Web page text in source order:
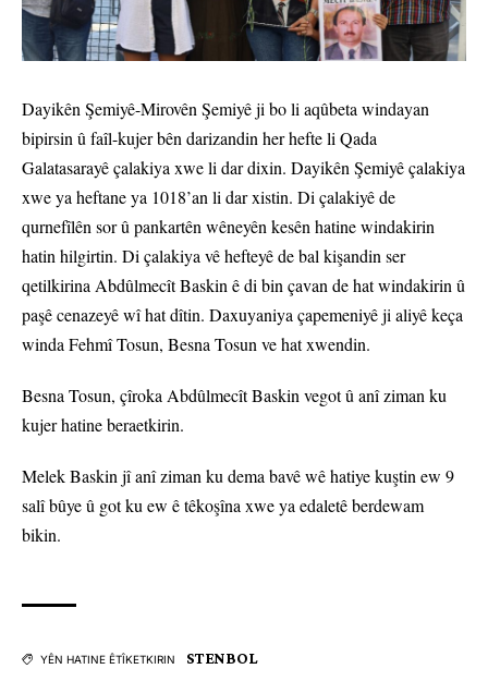
Dayikên Şemiyê-Mirovên Şemiyê ji bo li aqûbeta windayan
bipirsin û faîl-kujer bên darizandin her hefte li Qada
Galatasarayê çalakiya xwe li dar dixin. Dayikên Şemiyê çalakiya
xwe ya heftane ya 1018’an li dar xistin. Di çalakiyê de
qurnefîlên sor û pankartên wêneyên kesên hatine windakirin
hatin hilgirtin. Di çalakiya vê hefteyê de bal kişandin ser
qetilkirina Abdûlmecît Baskin ê di bin çavan de hat windakirin û
paşê cenazeyê wî hat dîtin. Daxuyaniya çapemeniyê ji aliyê keça
winda Fehmî Tosun, Besna Tosun ve hat xwendin.
Besna Tosun, çîroka Abdûlmecît Baskin vegot û anî ziman ku
kujer hatine beraetkirin.
Melek Baskin jî anî ziman ku dema bavê wê hatiye kuştin ew 9
salî bûye û got ku ew ê têkoşîna xwe ya edaletê berdewam
bikin.
YÊN HATINE ÊTÎKETKIRIN STENBOL